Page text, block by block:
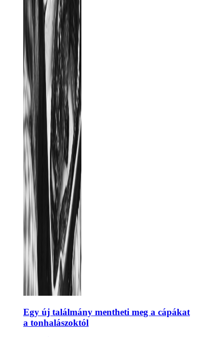
Egy új találmány mentheti meg a cápákat
a tonhalászoktól